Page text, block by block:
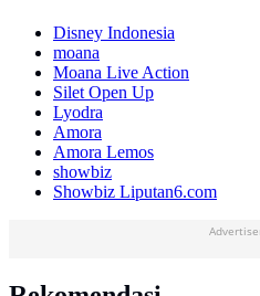
Disney Indonesia
moana
Moana Live Action
Silet Open Up
Lyodra
Amora
Amora Lemos
showbiz
Showbiz Liputan6.com